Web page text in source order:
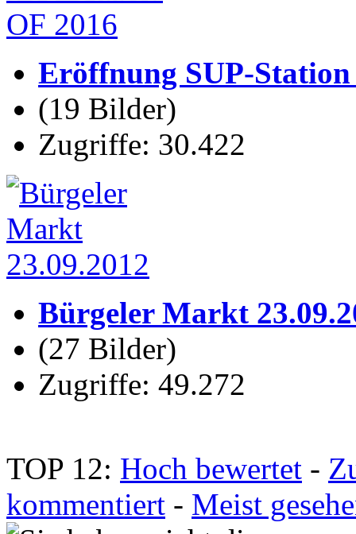
Eröffnung SUP-Station
(19 Bilder)
Zugriffe: 30.422
Bürgeler Markt
(27 Bilder)
Zugriffe: 49.272
TOP 12: Hoch bewertet -
kommentiert - Meist